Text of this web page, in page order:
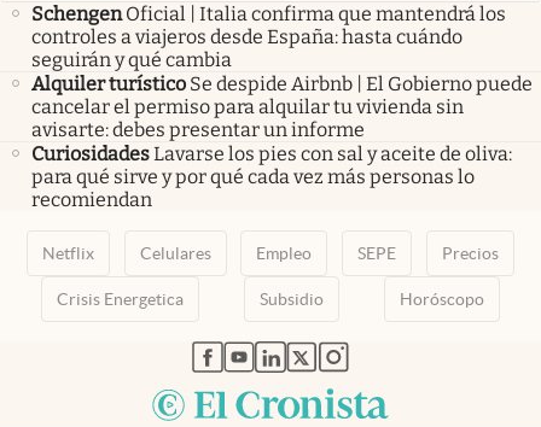
Schengen Oficial | Italia confirma que mantendrá los
controles a viajeros desde España: hasta cuándo
seguirán y qué cambia
Alquiler turístico Se despide Airbnb | El Gobierno puede
cancelar el permiso para alquilar tu vivienda sin
avisarte: debes presentar un informe
CuriosidadesLavarse los pies con sal y aceite de oliva:
para qué sirve y por qué cada vez más personas lo
recomiendan
Netflix Celulares Empleo SEPE Precios
Crisis Energetica Subsidio Horóscopo
abre en nueva pestaña
abre en nueva pestaña
abre en nueva pestaña
abre en nueva pestaña
abre en nueva pestaña